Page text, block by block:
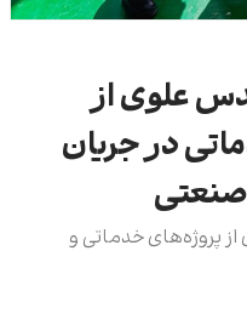
علوی از
در جریان
صنعتی
پروژه‌های خدماتی و